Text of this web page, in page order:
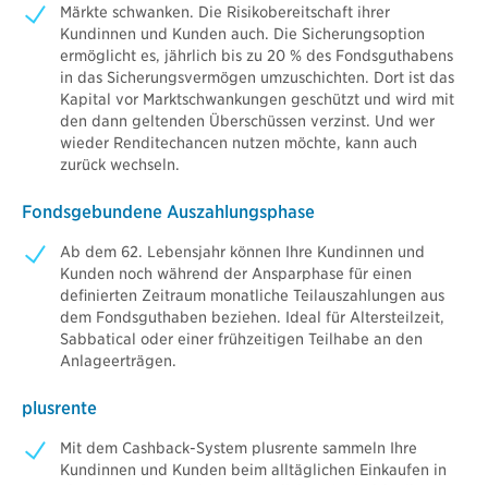
Märkte schwanken. Die Risikobereitschaft ihrer
Kundinnen und Kunden auch. Die Sicherungsoption
ermöglicht es, jährlich bis zu 20 % des Fondsguthabens
in das Sicherungsvermögen umzuschichten. Dort ist das
Kapital vor Marktschwankungen geschützt und wird mit
den dann geltenden Überschüssen verzinst. Und wer
wieder Renditechancen nutzen möchte, kann auch
zurück wechseln.
Fondsgebundene Auszahlungsphase
Ab dem 62. Lebensjahr können Ihre Kundinnen und
Kunden noch während der Ansparphase für einen
definierten Zeitraum monatliche Teilauszahlungen aus
dem Fondsguthaben beziehen. Ideal für Altersteilzeit,
Sabbatical oder einer frühzeitigen Teilhabe an den
Anlageerträgen.
plusrente
Mit dem Cashback-System plusrente sammeln Ihre
Kundinnen und Kunden beim alltäglichen Einkaufen in